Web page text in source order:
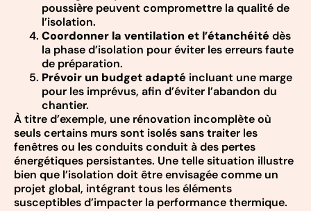
poussière peuvent compromettre la qualité de
l’isolation.
Coordonner la ventilation et l’étanchéité dès
la phase d’isolation pour éviter les erreurs faute
de préparation.
Prévoir un budget adapté incluant une marge
pour les imprévus, afin d’éviter l’abandon du
chantier.
À titre d’exemple, une rénovation incomplète où
seuls certains murs sont isolés sans traiter les
fenêtres ou les conduits conduit à des pertes
énergétiques persistantes. Une telle situation illustre
bien que l’isolation doit être envisagée comme un
projet global, intégrant tous les éléments
susceptibles d’impacter la performance thermique.